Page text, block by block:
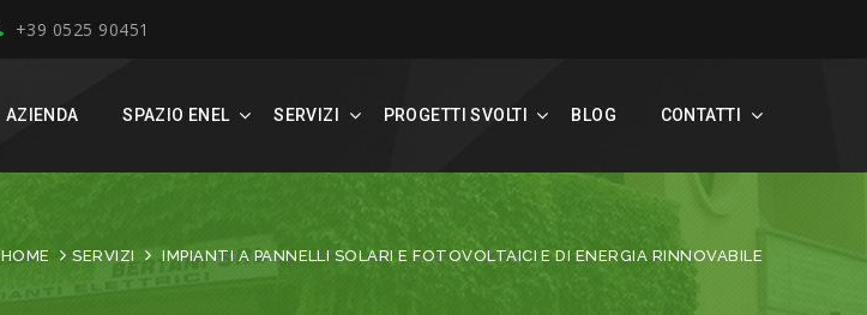
+39 0525 90451
AZIENDA SPAZIO ENEL SERVIZI PROGETTI SVOLTI BLOG CONTATTI
HOME SERVIZI IMPIANTI A PANNELLI SOLARI E FOTOVOLTAICI E DI ENERGIA RINNOVABILE